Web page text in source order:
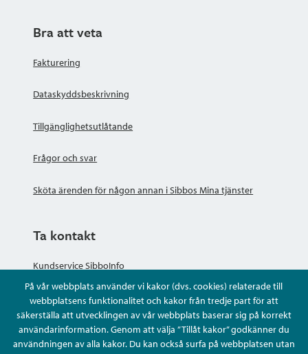
På vår webbplats använder vi kakor (dvs. cookies) relaterade till
webbplatsens funktionalitet och kakor från tredje part för att
säkerställa att utvecklingen av vår webbplats baserar sig på korrekt
användarinformation. Genom att välja ”Tillåt kakor” godkänner du
användningen av alla kakor. Du kan också surfa på webbplatsen utan
Bra att veta
Fakturering
Dataskyddsbeskrivning
Tillgänglighetsutlåtande
Frågor och svar
Sköta ärenden för någon annan i Sibbos Mina tjänster
Ta kontakt
Kundservice SibboInfo
Ge anonym respons
Ställ en fråga eller sköta ditt ärende